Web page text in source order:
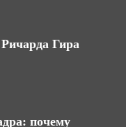
Гира
почему